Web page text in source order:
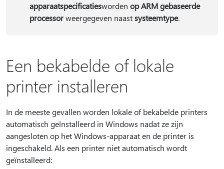
apparaatspecificatiesworden op ARM gebaseerde
processorweergegeven naastsysteemtype.
Een bekabelde of lokale
printer installeren
In de meeste gevallen worden lokale of bekabelde printers
automatisch geïnstalleerd in Windows nadat ze zijn
aangesloten op het Windows-apparaat en de printer is
ingeschakeld. Als een printer niet automatisch wordt
geïnstalleerd: